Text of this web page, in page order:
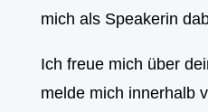
mich als Speakerin
Ich freue mich über
melde mich innerhalb